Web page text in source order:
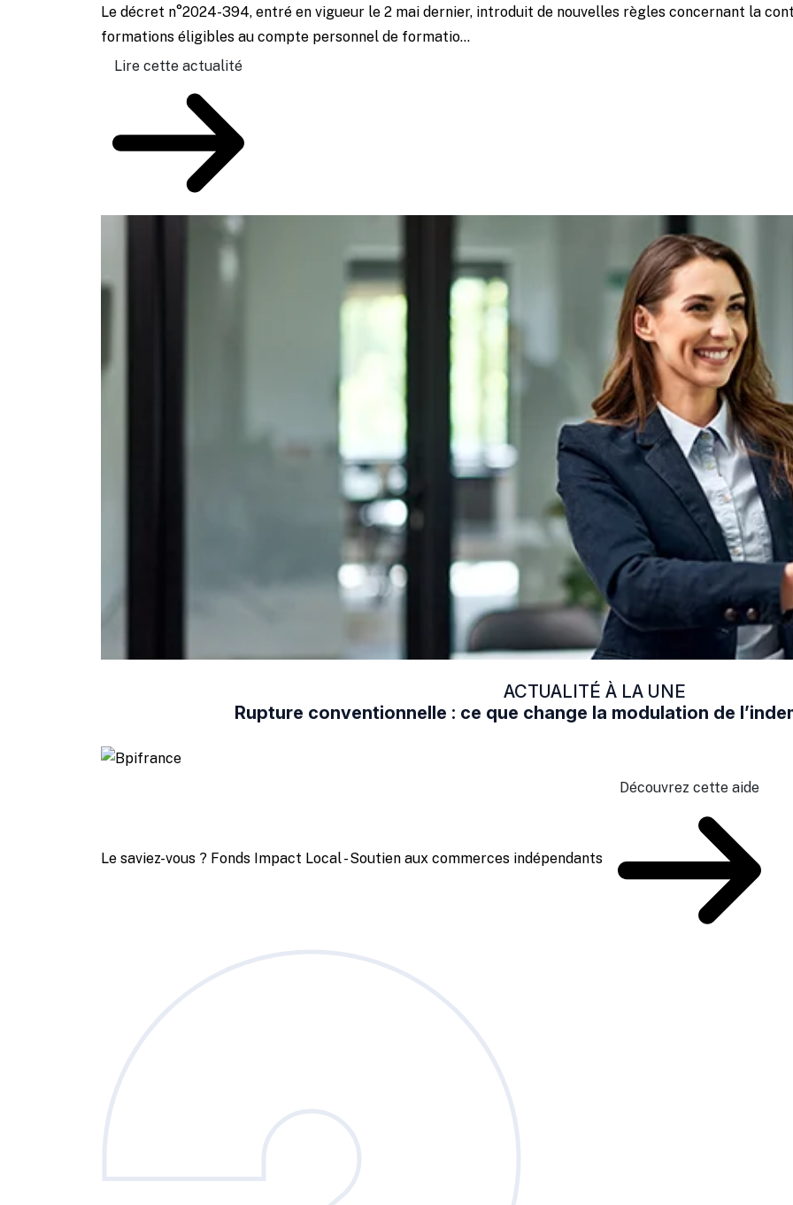
Le décret n°2024-394, entré en vigueur le 2 mai dernier, introduit de nouvelles règles concernant la
formations éligibles au compte personnel de formatio...
Lire cette actualité
ACTUALITÉ À LA UNE
Rupture conventionnelle : ce que change la modulation de
Le saviez-vous ? Fonds Impact Local - Soutien aux commerces indépendants
Découvrez cette aide